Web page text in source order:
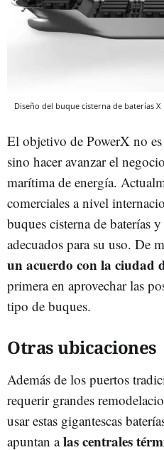
Diseño del buque cisterna de baterías X
El objetivo de PowerX no
sino hacer avanzar el
marítima de energía.
comerciales a nivel
buques cisterna de baterías
adecuados para su uso. De
un acuerdo con la ciudad
primera en aprovechar las
tipo de buques.
Otras ubicaciones
Además de los puertos
requerir grandes
usar estas gigantescas
apuntan alas centrales